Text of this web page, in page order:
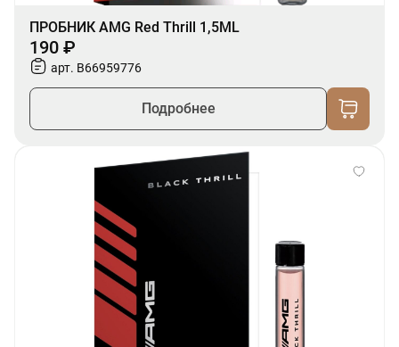
ПРОБНИК AMG Red Thrill 1,5ML
190 ₽
арт. B66959776
Подробнее